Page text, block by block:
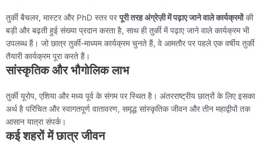
तुर्की बैचलर, मास्टर और PhD स्तर परपूरी तरह अंग्रेज़ी में पढ़ाए जाने वाले कार्यक्रमोंकी
बड़ी और बढ़ती हुई संख्या प्रदान करता है, साथ ही तुर्की में पढ़ाए जाने वाले कार्यक्रम भी
उपलब्ध हैं। जो छात्र तुर्की-माध्यम कार्यक्रम चुनते हैं, वे आमतौर पर पहले एक वर्षीय तुर्की
तैयारी कार्यक्रम पूरा करते हैं।
सांस्कृतिक और भौगोलिक लाभ
तुर्की यूरोप, एशिया और मध्य पूर्व के संगम पर स्थित है। अंतरराष्ट्रीय छात्रों के लिए इसका
अर्थ है परिचित और स्वागतपूर्ण वातावरण, समृद्ध सांस्कृतिक जीवन और तीन महाद्वीपों तक
आसान यात्रा संपर्क।
कई शहरों में छात्र जीवन